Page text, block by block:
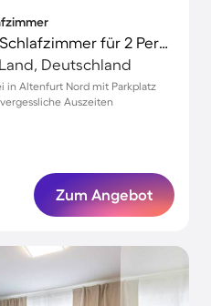
Tolles Ferienhaus mit 1 Schlafzimmer für 2 Personen
Deutschland
in Altenfurt Nord mit Parkplatz
Auszeiten
Zum Angebot